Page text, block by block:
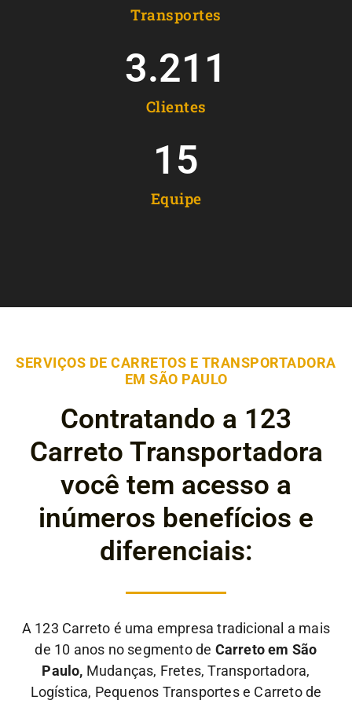
Transportes
Clientes
3.211
Equipe
15
SERVIÇOS DE CARRETOS E TRANSPORTADORA
EM SÃO PAULO
Contratando a 123
Carreto Transportadora
você tem acesso a
inúmeros benefícios e
diferenciais:
A 123 Carreto é uma empresa tradicional a mais
de 10 anos no segmento de Carreto em São
Paulo, Mudanças, Fretes, Transportadora,
Logística, Pequenos Transportes e Carreto de